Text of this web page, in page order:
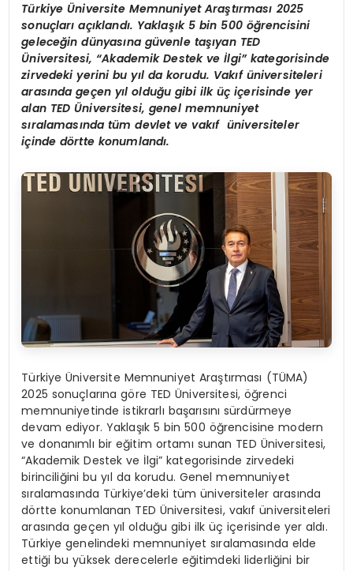
Türkiye Üniversite Memnuniyet Araştırması 2025
sonuçları açıklandı. Yaklaşık 5 bin 500 öğrencisini
geleceğin dünyasına güvenle taşıyan TED
Üniversitesi, “Akademik Destek ve İlgi” kategorisinde
zirvedeki yerini bu yıl da korudu. Vakıf üniversiteleri
arasında geçen yıl olduğu gibi ilk üç içerisinde yer
alan TED Üniversitesi, genel memnuniyet
sıralamasında tüm devlet ve vakıf üniversiteler
içinde dörtte konumlandı.
Türkiye Üniversite Memnuniyet Araştırması (TÜMA)
2025 sonuçlarına göre TED Üniversitesi, öğrenci
memnuniyetinde istikrarlı başarısını sürdürmeye
devam ediyor. Yaklaşık 5 bin 500 öğrencisine modern
ve donanımlı bir eğitim ortamı sunan TED Üniversitesi,
“Akademik Destek ve İlgi” kategorisinde zirvedeki
birinciliğini bu yıl da korudu. Genel memnuniyet
sıralamasında Türkiye’deki tüm üniversiteler arasında
dörtte konumlanan TED Üniversitesi, vakıf üniversiteleri
arasında geçen yıl olduğu gibi ilk üç içerisinde yer aldı.
Türkiye genelindeki memnuniyet sıralamasında elde
ettiği bu yüksek derecelerle eğitimdeki liderliğini bir